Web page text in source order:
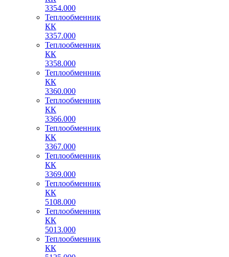
3354.000
Теплообменник
КК
3357.000
Теплообменник
КК
3358.000
Теплообменник
КК
3360.000
Теплообменник
КК
3366.000
Теплообменник
КК
3367.000
Теплообменник
КК
3369.000
Теплообменник
КК
5108.000
Теплообменник
КК
5013.000
Теплообменник
КК